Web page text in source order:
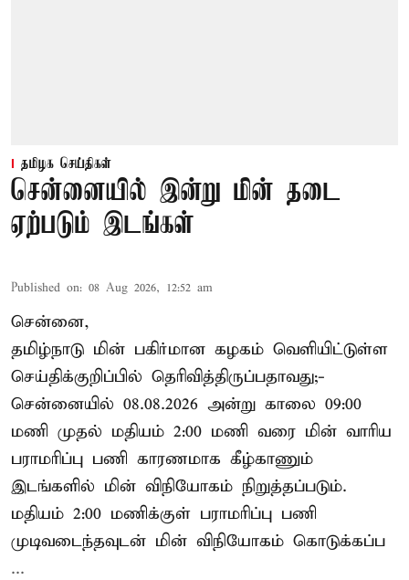
தமிழக செய்திகள்
சென்னையில் இன்று மின் தடை
ஏற்படும் இடங்கள்
Published on: 08 Aug 2026, 12:52 am
சென்னை,
தமிழ்நாடு மின் பகிர்மான கழகம் வெளியிட்டுள்ள
செய்திக்குறிப்பில் தெரிவித்திருப்பதாவது;-
சென்னையில் 08.08.2026 அன்று காலை 09:00
மணி முதல் மதியம் 2:00 மணி வரை மின் வாரிய
பராமரிப்பு பணி காரணமாக கீழ்காணும்
இடங்களில் மின் விநியோகம் நிறுத்தப்படும்.
மதியம் 2:00 மணிக்குள் பராமரிப்பு பணி
முடிவடைந்தவுடன் மின் விநியோகம் கொடுக்கப்ப
...